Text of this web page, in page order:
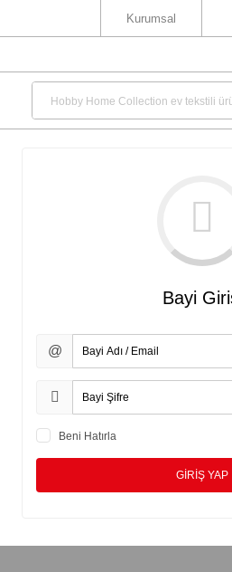
Kurumsal
Bayi
@
Beni Hatırla
GİRİŞ YAP